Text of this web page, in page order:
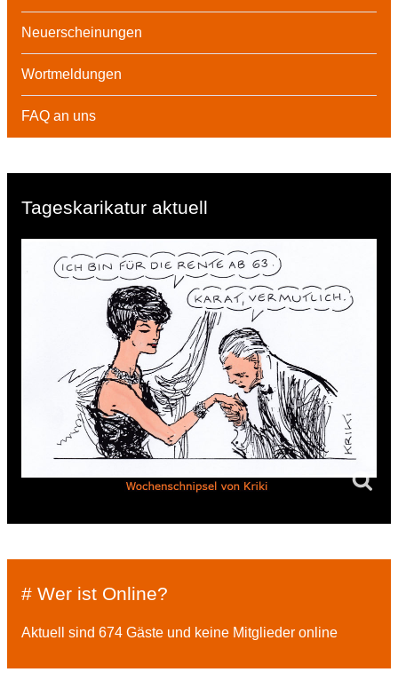
Neuerscheinungen
Wortmeldungen
FAQ an uns
Tageskarikatur aktuell
# Wer ist Online?
Aktuell sind 674 Gäste und keine Mitglieder online